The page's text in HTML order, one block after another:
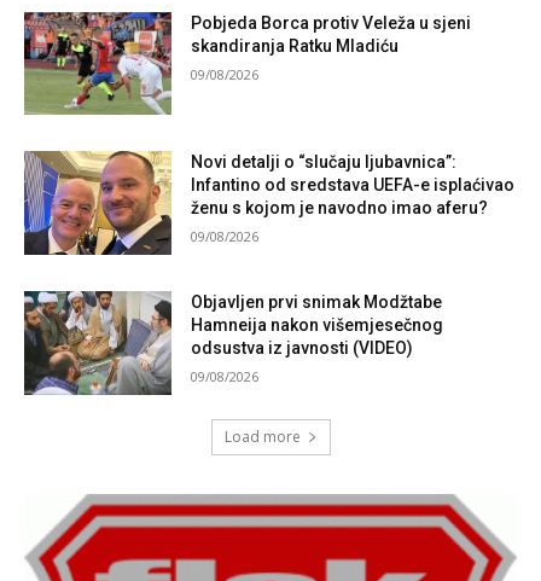
Pobjeda Borca protiv Veleža u sjeni
skandiranja Ratku Mladiću
09/08/2026
Novi detalji o “slučaju ljubavnica”:
Infantino od sredstava UEFA-e isplaćivao
ženu s kojom je navodno imao aferu?
09/08/2026
Objavljen prvi snimak Modžtabe
Hamneija nakon višemjesečnog
odsustva iz javnosti (VIDEO)
09/08/2026
Load more